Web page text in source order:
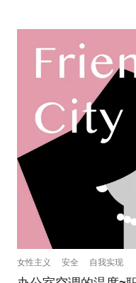
女性主义 安全 自我实现